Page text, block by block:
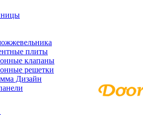
плиты
клапаны
решетки
Дизайн